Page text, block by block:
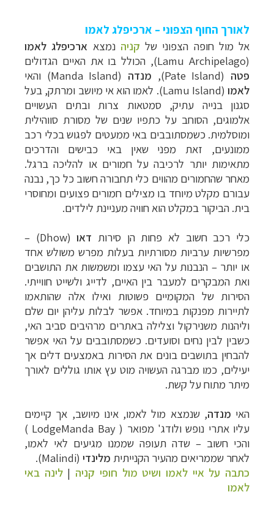
לאורך החוף הצפוני – ארכיפלג לאמו
אל מול חופה הצפוני של קניה נמצא ארכיפלג לאמו
(
Lamu Archipelago), הכולל בו את האיים הגדולים
פטה (
Pate Island
), מנדה (
Manda Island) והאי
לאמו (
Lamu Island). לאמו הוא אי מיושב ומרתק, בעל
סגנון בנייה עתיק, סמטאות צרות ובתים העשויים
אלמוגים, הסוחב על כתפיו שנים של מסורת סווהילית
ומוסלמית. כשמסתובבים באי ממעטים לפגוש בכלי רכב
ממונעים, זאת מפני שאין באי כבישים והדרכים
מתאימות יותר לרכיבה על חמורים או להליכה ברגל.
מאחר שהחמורים מהווים כלי תחבורה חשוב כל כך, נבנה
עבורם מקלט מיוחד בו מצילים חמורים פצועים ומחוסרי
בית. הביקור במקלט הוא חוויה מעניינת לילדים.
כלי רכב חשוב לא פחות הן סירות דאו(
Dhow
) –
מפרשיות ערביות מסורתיות בעלות מפרש משולש אחד
או יותר – הנבנות על האי עצמו ומשמשות את התושבים
ואת המבקרים למעבר בין האיים, לדייג ולשייט חווייתי.
הסירות של המקומיים פשוטות ואילו אלה שהותאמו
לתיירות מפנקות במיוחד. אפשר לבלות עליהן יום שלם
וליהנות משנירקול וצלילה באתרים מרהיבים סביב האי,
כשבין לבין נחים וסועדים. כשמסתובבים על האי אפשר
להבחין בתושבים בונים את הסירות באמצעים דלים אך
יעילים, כמו מברגה העשויה מוט עץ אותו גוללים לאורך
מיתר מתוח על קשת.
האי מנדה, שנמצא מול לאמו, אינו מיושב, אך קיימים
עליו אתרי נופש ולודג' מפואר ( Manda Bay
Lodge
)
והכי חשוב – שדה תעופה שממנו מגיעים לאי לאמו,
לאחר שממריאים מהעיר הקנייתית מלינדי (
Malindi
).
כתבה על איי לאמו ושיט מול חופי קניה |לינה באי
לאמו